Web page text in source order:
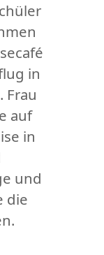
in
Frau
auf
in
und
die